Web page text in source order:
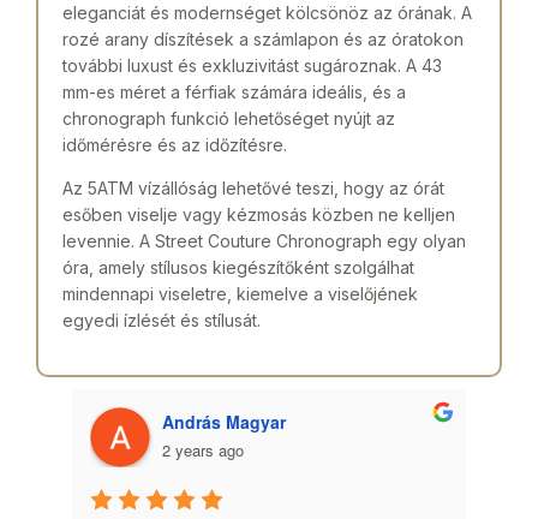
eleganciát és modernséget kölcsönöz az órának. A
rozé arany díszítések a számlapon és az óratokon
további luxust és exkluzivitást sugároznak. A 43
mm-es méret a férfiak számára ideális, és a
chronograph funkció lehetőséget nyújt az
időmérésre és az időzítésre.
Az 5ATM vízállóság lehetővé teszi, hogy az órát
esőben viselje vagy kézmosás közben ne kelljen
levennie. A Street Couture Chronograph egy olyan
óra, amely stílusos kiegészítőként szolgálhat
mindennapi viseletre, kiemelve a viselőjének
egyedi ízlését és stílusát.
András Magyar
2 years ago